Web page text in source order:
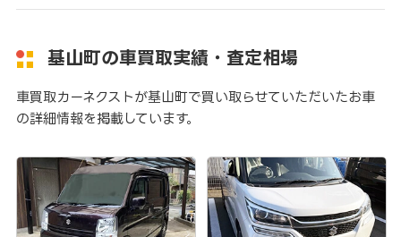
基山町の車買取実績・査定相場
車買取カーネクストが基山町で買い取らせていただいたお車
の詳細情報を掲載しています。